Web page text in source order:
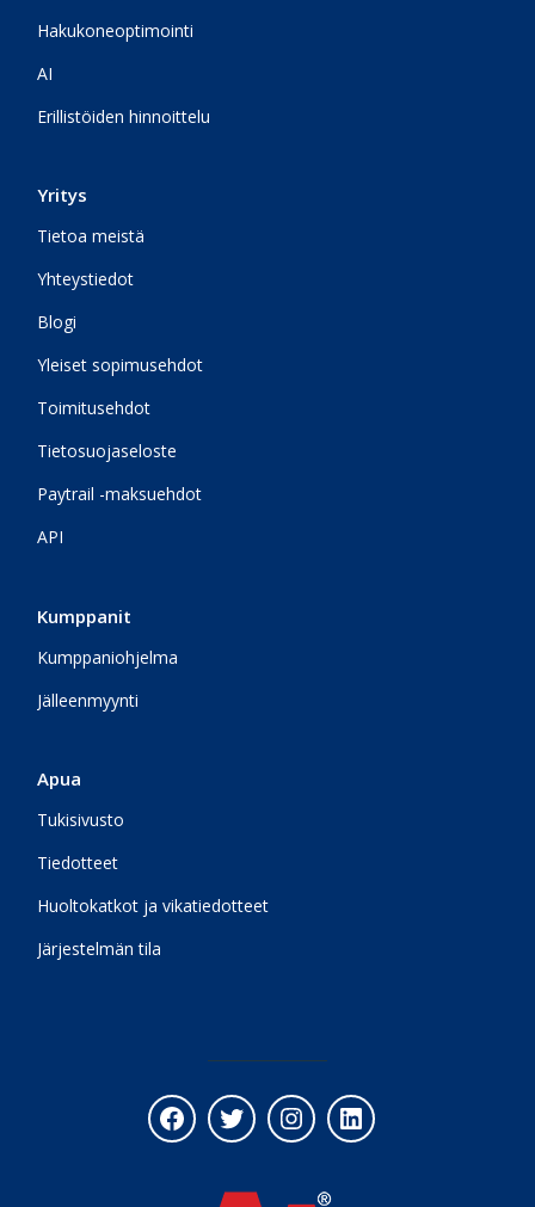
Hakukoneoptimointi
AI
Erillistöiden hinnoittelu
Yritys
Tietoa meistä
Yhteystiedot
Blogi
Yleiset sopimusehdot
Toimitusehdot
Tietosuojaseloste
Paytrail -maksuehdot
API
Kumppanit
Kumppaniohjelma
Jälleenmyynti
Apua
Tukisivusto
Tiedotteet
Huoltokatkot ja vikatiedotteet
Järjestelmän tila
Facebook
TwitterInstagram
LinkedIn